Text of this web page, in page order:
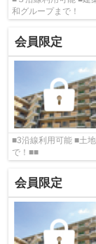
和グループまで！
会員限定
■3沿線利用可能 ■土
で！■■
会員限定